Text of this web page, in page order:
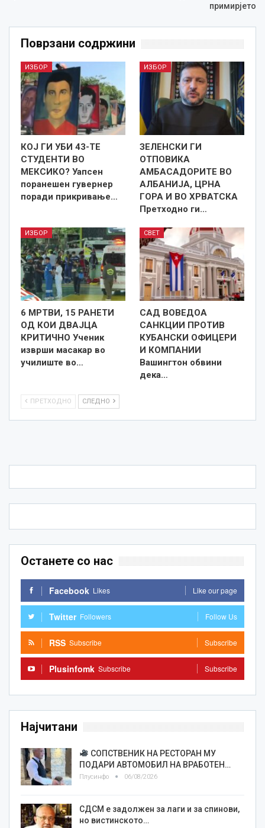
примирјето
Поврзани содржини
ИЗБОР
КОЈ ГИ УБИ 43-ТЕ
СТУДЕНТИ ВО
МЕКСИКО? Уапсен
поранешен гувернер
поради прикривање…
ИЗБОР
ЗЕЛЕНСКИ ГИ
ОТПОВИКА
АМБАСАДОРИТЕ ВО
АЛБАНИЈА, ЦРНА
ГОРА И ВО ХРВАТСКА
Претходно ги…
ИЗБОР
6 МРТВИ, 15 РАНЕТИ
ОД КОИ ДВАЈЦА
КРИТИЧНО Ученик
изврши масакар во
училиште во…
СВЕТ
САД ВОВЕДОА
САНКЦИИ ПРОТИВ
КУБАНСКИ ОФИЦЕРИ
И КОМПАНИИ
Вашингтон обвини
дека…
ПРЕТХОДНО СЛЕДНО
Останете со нас
Facebook Likes Like our page
Twitter Followers Follow Us
RSS Subscribe Subscribe
Plusinfomk Subscribe Subscribe
Најчитани
СОПСТВЕНИК НА РЕСТОРАН МУ
ПОДАРИ АВТОМОБИЛ НА ВРАБОТЕН…
Плусинфо 06/08/2026
СДСМ е задолжен за лаги и за спинови,
но вистинското…